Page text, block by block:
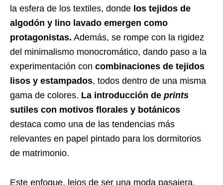
la esfera de los textiles, donde los tejidos de
algodón y lino lavado emergen como
protagonistas. Además, se rompe con la rigidez
del minimalismo monocromático, dando paso a la
experimentación con combinaciones de tejidos
lisos y estampados, todos dentro de una misma
gama de colores. La introducción de prints
sutiles con motivos florales y botánicos
destaca como una de las tendencias más
relevantes en papel pintado para los dormitorios
de matrimonio.
Este enfoque, lejos de ser una moda pasajera,